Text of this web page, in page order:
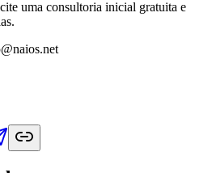
uma consultoria inicial gratuita e